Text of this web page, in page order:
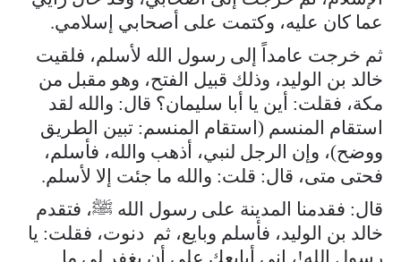
عما كان عليه، وكتمت على أصحابي إسلامي.
ثم خرجت عامداً إلى رسول الله لأسلم، فلقيت
خالد بن الوليد، وذلك قبيل الفتح، وهو مقبل من
مكة، فقلت: أين يا أبا سليمان؟ قال: والله لقد
استقام المنسم (استقام المنسم: تبين الطريق
ووضح)، وإن الرجل لنبي، أذهب والله، فأسلم،
فحتى متى، قال: قلت: والله ما جئت إلا لأسلم.
قال: فقدمنا المدينة على رسول الله ﷺ، فتقدم
خالد بن الوليد، فأسلم وبايع، ثم دنوت، فقلت: يا
رسول الله!، إني أبايعك على أن يغفر لي ما